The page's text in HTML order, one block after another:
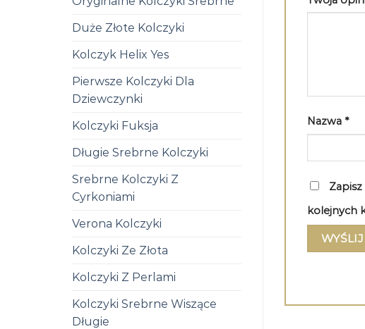
Duże Złote Kolczyki
Kolczyk Helix Yes
Pierwsze Kolczyki Dla
Dziewczynki
Kolczyki Fuksja
Długie Srebrne Kolczyki
Srebrne Kolczyki Z
Cyrkoniami
Verona Kolczyki
Kolczyki Ze Złota
Kolczyki Z Perlami
Kolczyki Srebrne Wiszące
Długie
Nazwa *
kolejnych